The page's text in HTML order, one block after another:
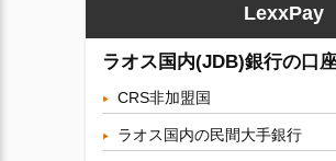
LexxPay
ラオス国内(JDB)銀行の口
CRS非加盟国
ラオス国内の民間大手銀行